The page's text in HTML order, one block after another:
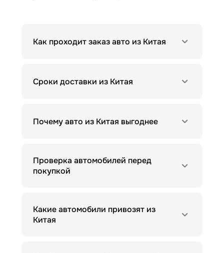
Как проходит заказ авто из Китая
Сроки доставки из Китая
Почему авто из Китая выгоднее
Проверка автомобилей перед
покупкой
Какие автомобили привозят из
Китая